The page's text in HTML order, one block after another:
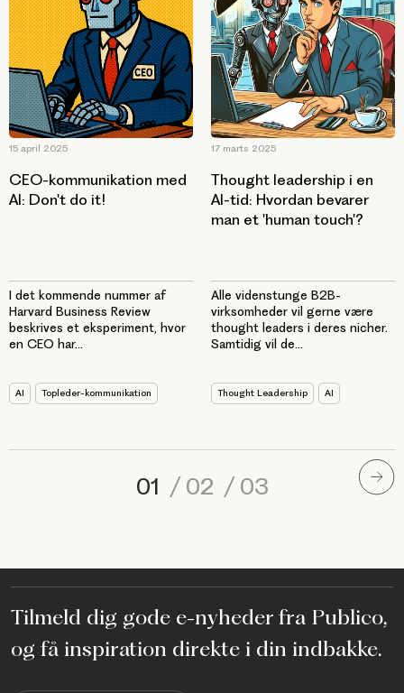
15 april 2025
CEO-kommunikation med
AI: Don't do it!
I det kommende nummer af
Harvard Business Review
beskrives et eksperiment, hvor
en CEO har...
AI Topleder-kommunikation
17 marts 2025
Thought leadership i en
AI-tid: Hvordan bevarer
man et 'human touch'?
Alle videnstunge B2B-
virksomheder vil gerne være
thought leaders i deres nicher.
Samtidig vil de...
Thought Leadership AI
01 / 02 / 03
Tilmeld dig gode e-nyheder fra Publico,
og få inspiration direkte i din indbakke.